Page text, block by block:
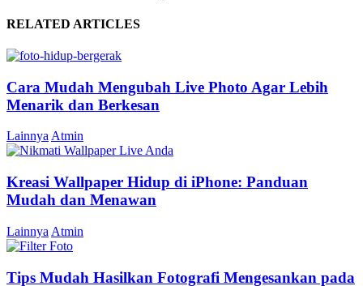
RELATED ARTICLES
Cara Mudah Mengubah Live Photo Agar Lebih
Menarik dan Berkesan
LainnyaAtmin
Kreasi Wallpaper Hidup di iPhone: Panduan
Mudah dan Menawan
Lainnya Atmin
Tips Mudah Hasilkan Fotografi Mengesankan pada